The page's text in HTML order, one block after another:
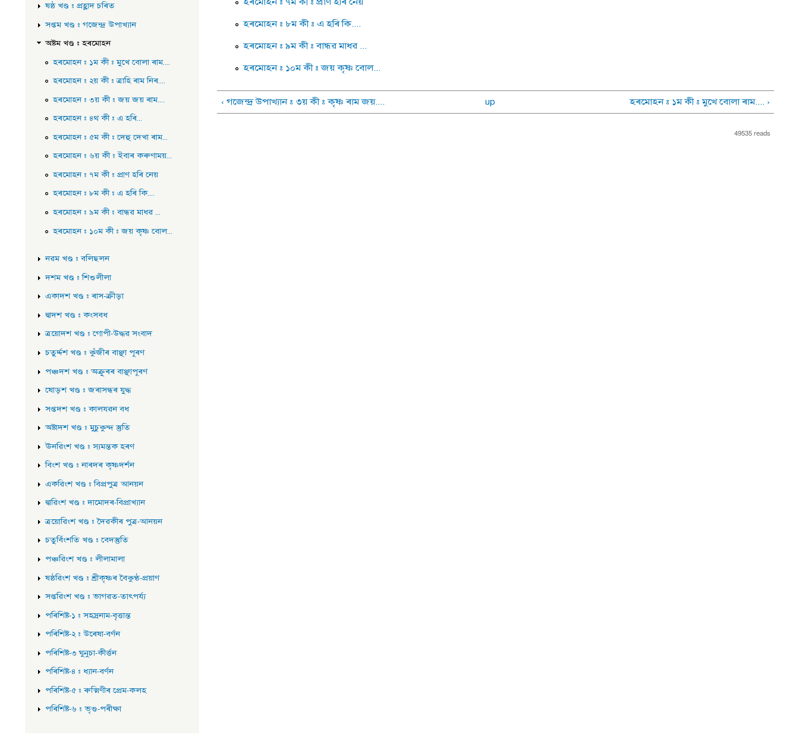
হৰমোহন : ৮ম কী : এ হৰি কি....
হৰমোহন : ৯ম কী : বান্ধৱ মাধৱ ...
হৰমোহন : ১০ম কী : জয় কৃষ্ণ বোল...
‹ গজেন্দ্ৰ উপাখ্যান : ৩য় কী : কৃষ্ণ ৰাম জয়.... up হৰমোহন : ১ম কী : মুখে বোলা ৰাম.... ›
49535 reads
ষষ্ঠ খণ্ড : প্ৰহ্লাদ চৰিত
সপ্তম খণ্ড : গজেন্দ্ৰ উপাখ্যান
অষ্টম খণ্ড : হৰমোহন
হৰমোহন : ১ম কী : মুখে বোলা ৰাম....
হৰমোহন : ২য় কী : ত্ৰাহি ৰাম নিৰ....
হৰমোহন : ৩য় কী : জয় জয় ৰাম....
হৰমোহন : ৪থ কী : এ হৰি...
হৰমোহন : ৫ম কী : দেহু দেখা ৰাম...
হৰমোহন : ৬য় কী : ইবাৰ কৰুণাময়...
হৰমোহন : ৭ম কী : প্ৰাণ হৰি নেয়
হৰমোহন : ৮ম কী : এ হৰি কি....
হৰমোহন : ৯ম কী : বান্ধৱ মাধৱ ...
হৰমোহন : ১০ম কী : জয় কৃষ্ণ বোল...
নৱম খণ্ড : বলিছলন
দশম খণ্ড : শিশুলীলা
একাদশ খণ্ড : ৰাস-ক্রীড়া
দ্বাদশ খণ্ড : কংসবধ
ত্ৰয়োদশ খণ্ড : গোপী-উদ্ধৱ সংবাদ
চতুৰ্দ্দশ খণ্ড : কুঁজীৰ বাঞ্ছা পূৰণ
পঞ্চদশ খণ্ড : অক্ৰুৰৰ বাঞ্ছাপূৰণ
ষোড়শ খণ্ড : জৰাসন্ধৰ যুদ্ধ
সপ্তদশ খণ্ড : কালযৱন বধ
অষ্টাদশ খণ্ড : মুচুকুন্দ স্তুতি
ঊনৱিংশ খণ্ড : স্যমন্তক হৰণ
বিংশ খণ্ড : নাৰদৰ কৃষ্ণদৰ্শন
একৱিংশ খণ্ড : বিপ্ৰপুত্ৰ আনয়ন
দ্বাৱিংশ খণ্ড : দামোদৰ-বিপ্ৰাখ্যান
ত্ৰয়োৱিংশ খণ্ড : দৈৱকীৰ পুত্ৰ-আনয়ন
চতুৰ্বিংশতি খণ্ড : বেদস্তুতি
পঞ্চৱিংশ খণ্ড : লীলামালা
ষষ্ঠৱিংশ খণ্ড : শ্ৰীকৃষ্ণৰ বৈকুণ্ঠ-প্ৰয়াণ
সপ্তৱিংশ খণ্ড : ভাগৱত-তাৎপৰ্য্য
পৰিশিষ্ট-১ : সহস্ৰনাম-বৃত্তান্ত
পৰিশিষ্ট-২ : উৰেষা-বৰ্ণন
পৰিশিষ্ট-৩ ঘুনুচা-কীৰ্ত্তন
পৰিশিষ্ট-৪ : ধ্যান-বৰ্ণন
পৰিশিষ্ট-৫ : ৰুক্মিণীৰ প্ৰেম-কলহ
পৰিশিষ্ট-৬ : ভৃগু-পৰীক্ষা